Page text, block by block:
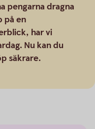
pengarna dragna
på en
har vi
Nu kan du
säkrare.